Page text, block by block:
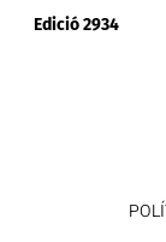
Edició 2934